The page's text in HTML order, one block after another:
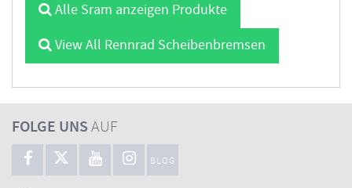
Alle Sram anzeigen Produkte
View All Rennrad Scheibenbremsen
FOLGE UNSAUF
BLOG